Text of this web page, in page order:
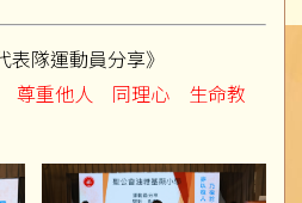
表隊運動員分享》
重他人 同理心 生命教